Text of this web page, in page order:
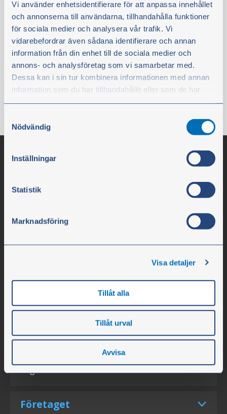
Vi använder enhetsidentifierare för att anpassa innehållet
och annonserna till användarna, tillhandahålla funktioner
för sociala medier och analysera vår trafik. Vi
vidarebefordrar även sådana identifierare och annan
information från din enhet till de sociala medier och
annons- och analysföretag som vi samarbetar med.
Dessa kan i sin tur kombinera informationen med annan
information som du har tillhandahållit eller som de har
Du kan när som helst ändra ditt val. För att återkalla ditt
samtycke klickar du på ”Cookie-ikonen” längst ned till
Nödvändig
Inställningar
Statistik
Marknadsföring
Visa detaljer
Tillåt alla
Tillåt urval
Avvisa
För Ø 35 mm kolvbult.
Finns i lager
6,20 €
exkl. moms
Köp
Olssons i Ellös
SE-474 31 Ellös
Tfn +46 304-75 10 50
info@olssonparts.com
Org.nr. 556617-0154
Företaget